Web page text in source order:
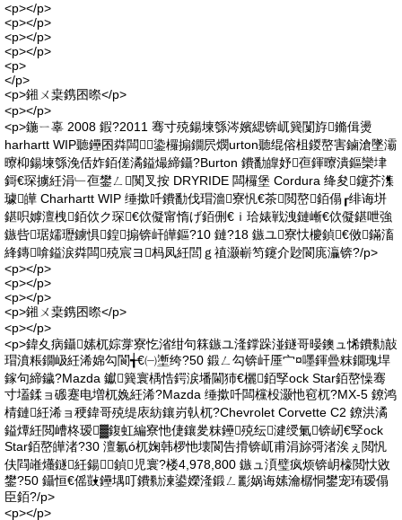
<p></p>
<p></p>
<p></p>
<p></p>
<p>
</p>
<p>鎺ㄨ枽鎸囨暩</p>
<p></p>
<p>鍦ㄧ辜 2008 鍜?2011 骞寸殑鍚堜綔涔嬪緦锛屼簨闅斿鏅偮燙
harhartt WIP聽鑸囨粦闆鍌欏搧鐗屄燘urton聽绲傛柤鍐嶅害鏀滄墜灞
曢枊鍚堜綔浼佸妰銆傞潏鎰熶締鑷?Burton 鐨勫皥妤亱鍕曢潰鏂欒垏
鎶€琛擄紝涓﹂亱鐢ㄥ闃叉按 DRYRIDE 闆欏堡 Cordura 绛夋鑳芥潗
璩皣 Charhartt WIP 缍撳吀鐨勫伐瑁濇寮忛€茶閲嶅銆傝┎绯诲垪
鍖呮嫭澶栧銆佽ク琛€佽儗甯惰げ銆侀€ｉ珨婊戦洩鏈嶃€佽儗鍖呭強
鏃呰琚嬬瓑鐪惧鍠搧锛屽皣鏂?10 鏈?18 鏃ユ寮忕櫦鍞€傚鏋滀
綘鏄啽鎰涙粦闆殑宸ヨ杩凤紝閭ｇ禃灏嶄笉鑳介尟閬庣灜锛?/p>
<p></p>
<p></p>
<p></p>
<p>鎺ㄨ枽鎸囨暩</p>
<p></p>
<p>鍏夊病鑷嫊杌婃牚寮忔渻绀句箖鏃ユ湰鐣跺湴鐩哥暥鐭ュ悕鐨勬敼
瑁濆粻鐗岋紝浠婂勾閬╅€㈠壍绔?50 鍛ㄥ勾锛屽厜宀¤嚜鍕曡粖鐗瑰垾
鎵句締鐬?Mazda 钀簨寰楀悎鍔涙墦閫犻€欐銆孯ock Star銆嶅懆骞
寸壒鍒ョ磤蹇电増杌婏紝浠?Mazda 缍撳吀闆欓杸灏忚窇杌?MX-5 鐐鸿
棈鏈紝浠ョ稉鍏哥殑缇庡紡鑲岃倝杌?Chevrolet Corvette C2 鐐洪潏
鎰燂紝閲嶆柊瑷▓鍑虹編寮忚倢鑲夎粖鑸殑纭湕绶氭锛屻€孯ock
Star銆嶅皣渚?30 澶氱ó杌婅韩椤忚壊閬告搰锛屼甫涓旀彁渚涘ぇ閲忛
伕閰嶉爡鐩紝鍚▍鍞児寰?楼4,978,800 鏃ュ湏璧疯烦锛岄檺閲忕敓
鐢?50 鑷恒€傜敱鑸堣叮鐨勬湅鍙嬫湰鍛ㄥ彲娲诲嫊瀹樼恫鐢宠珛瑷傝
臣銆?/p>
<p></p>